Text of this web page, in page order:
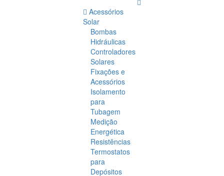
Acessórios
Solar
Bombas
Hidráulicas
Controladores
Solares
Fixações e
Acessórios
Isolamento
para
Tubagem
Medição
Energética
Resistências
Termostatos
para
Depósitos